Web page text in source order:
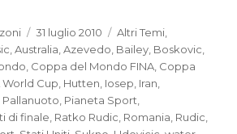
Pubblicato
il
31 luglio 2010 Categorie
Altri Temi
,Australia ,Azevedo Bailey Boskovic
Coppa del Mondo FINA Coppa
World Cup Hutten Iosep Iran
Pallanuoto Pianeta Sport
di finale Ratko Rudic Romania Rudic